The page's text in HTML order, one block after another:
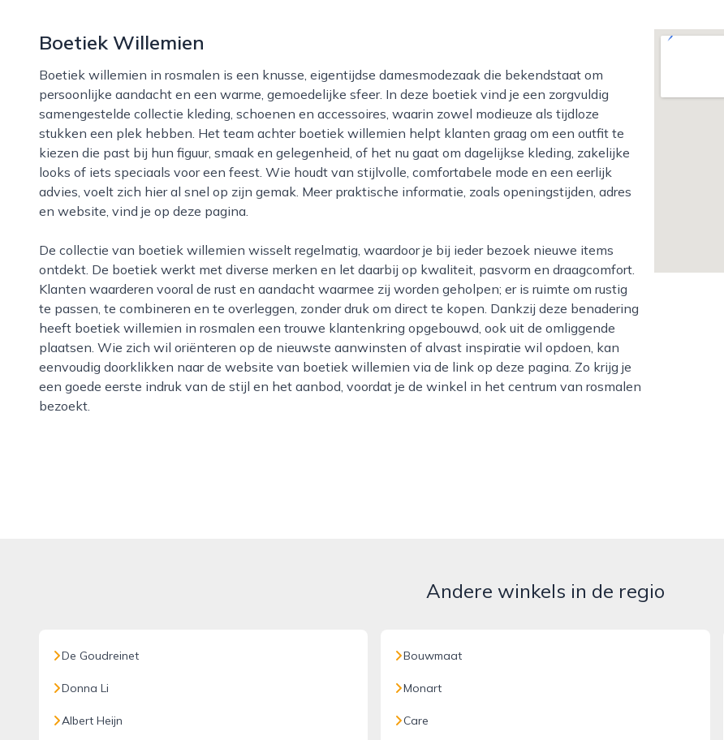
Boetiek Willemien
Boetiek willemien in rosmalen is een knusse, eigentijdse damesmodezaak die bekendstaat om
persoonlijke aandacht en een warme, gemoedelijke sfeer. In deze boetiek vind je een zorgvuldig
samengestelde collectie kleding, schoenen en accessoires, waarin zowel modieuze als tijdloze
stukken een plek hebben. Het team achter boetiek willemien helpt klanten graag om een outfit te
kiezen die past bij hun figuur, smaak en gelegenheid, of het nu gaat om dagelijkse kleding, zakelijke
looks of iets speciaals voor een feest. Wie houdt van stijlvolle, comfortabele mode en een eerlijk
advies, voelt zich hier al snel op zijn gemak. Meer praktische informatie, zoals openingstijden, adres
en website, vind je op deze pagina.
De collectie van boetiek willemien wisselt regelmatig, waardoor je bij ieder bezoek nieuwe items
ontdekt. De boetiek werkt met diverse merken en let daarbij op kwaliteit, pasvorm en draagcomfort.
Klanten waarderen vooral de rust en aandacht waarmee zij worden geholpen; er is ruimte om rustig
te passen, te combineren en te overleggen, zonder druk om direct te kopen. Dankzij deze benadering
heeft boetiek willemien in rosmalen een trouwe klantenkring opgebouwd, ook uit de omliggende
plaatsen. Wie zich wil oriënteren op de nieuwste aanwinsten of alvast inspiratie wil opdoen, kan
eenvoudig doorklikken naar de website van boetiek willemien via de link op deze pagina. Zo krijg je
een goede eerste indruk van de stijl en het aanbod, voordat je de winkel in het centrum van rosmalen
bezoekt.
Andere winkels in de regio
De Goudreinet
Donna Li
Albert Heijn
Bouwmaat
Monart
Care